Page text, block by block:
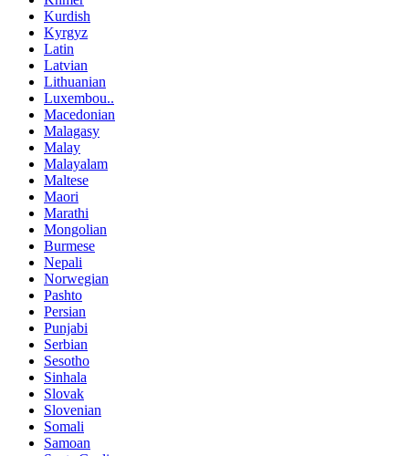
Kurdish
Kyrgyz
Latin
Latvian
Lithuanian
Luxembou..
Macedonian
Malagasy
Malay
Malayalam
Maltese
Maori
Marathi
Mongolian
Burmese
Nepali
Norwegian
Pashto
Persian
Punjabi
Serbian
Sesotho
Sinhala
Slovak
Slovenian
Somali
Samoan